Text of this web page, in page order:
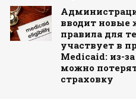
вводит новые
правила для
участвует в
Medicaid: из-
можно
страховку